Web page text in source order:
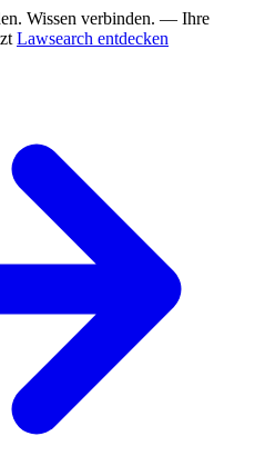
Wissen verbinden. — Ihre
Lawsearch entdecken